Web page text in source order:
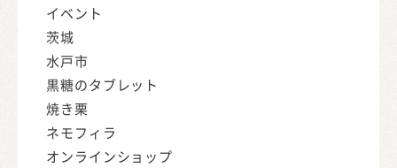
イベント
茨城
水戸市
黒糖のタブレット
焼き栗
ネモフィラ
オンラインショップ